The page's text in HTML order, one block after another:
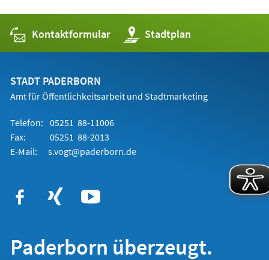
Tab)
Kontaktformular Stadtplan
(Öffnet
in
einem
STADT PADERBORN
Amt für Öffentlichkeitsarbeit und Stadtmarketing
Telefon: 05251 88-11006
Fax:
05251 88-2013
E-Mail:
s.vogt@paderborn.de
Paderborn überzeugt.